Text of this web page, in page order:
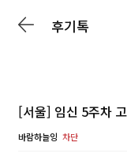
후기톡
[서울] 임신 5주차
바람하늘잉 차단